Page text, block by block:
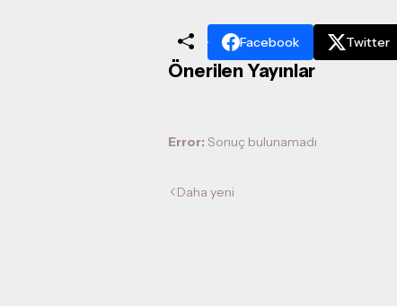
Facebook Twitter
Önerilen Yayınlar
Error: Sonuç bulunamadı
Daha yeni